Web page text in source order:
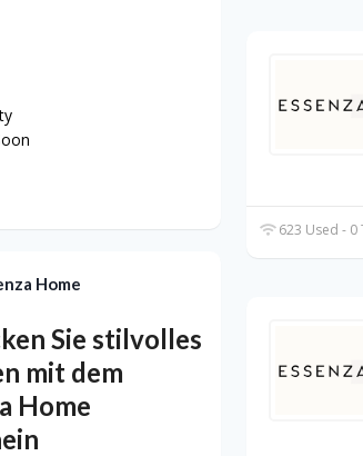
623 Used - 0
Home
Sie stilvolles
mit dem
Home